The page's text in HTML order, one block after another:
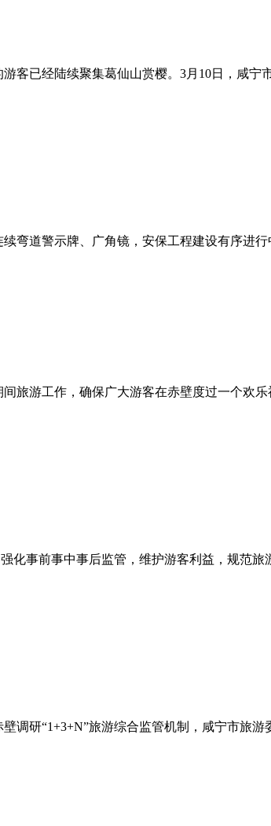
客已经陆续聚集葛仙山赏樱。3月10日，咸
弯道警示牌、广角镜，安保工程建设有序进行
旅游工作，确保广大游客在赤壁度过一个欢
化事前事中事后监管，维护游客利益，规范
调研“1+3+N”旅游综合监管机制，咸宁市旅游